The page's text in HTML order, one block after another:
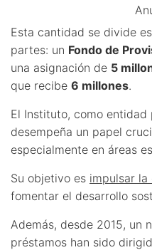
Esta cantidad se divide
partes: un Fondo de
una asignación de 5
que recibe 6 millones.
El Instituto, como
desempeña un papel
especialmente en áreas
Su objetivo es impulsar
fomentar el desarrollo
Además, desde 2015, un
préstamos han sido